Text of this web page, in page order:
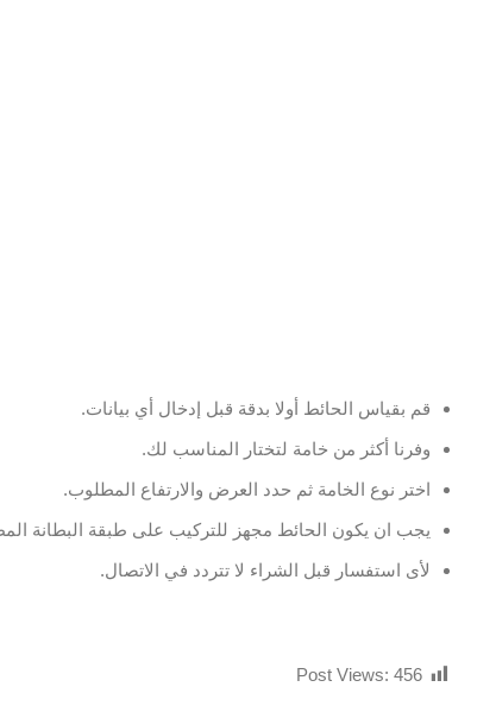
قم بقياس الحائط أولا بدقة قبل إدخال أي بيانات.
وفرنا أكثر من خامة لتختار المناسب لك.
اختر نوع الخامة ثم حدد العرض والارتفاع المطلوب.
يجب ان يكون الحائط مجهز للتركيب على طبقة البطانة
لأى استفسار قبل الشراء لا تتردد في الاتصال.
Post Views: 456